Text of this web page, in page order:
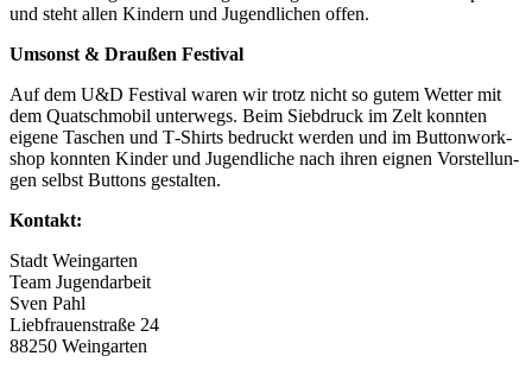
und steht allen Kin­dern und Jugend­li­chen offen.
Umsonst & Drau­ßen Festival
Auf dem U&D Fes­ti­val waren wir trotz nicht so gutem Wet­ter mit
dem Quat­sch­mo­bil unter­wegs. Beim Sieb­druck im Zelt konn­ten
eige­ne Taschen und T‑Shirts bedruckt wer­den und im But­ton­work­
shop konn­ten Kin­der und Jugend­li­che nach ihren eig­nen Vor­stel­lun­
gen selbst But­tons gestalten.
Kon­takt:
Stadt Wein­gar­ten
Team Jugendarbeit
Sven Pahl
Lieb­frau­en­stra­ße 24
88250 Weingarten